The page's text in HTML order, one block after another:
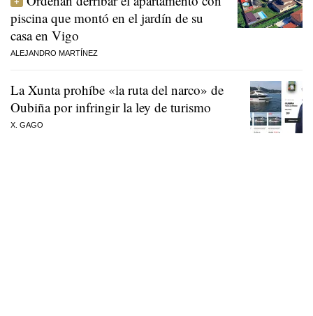
piscina que montó en el jardín de su
casa en Vigo
ALEJANDRO MARTÍNEZ
La Xunta prohíbe «la ruta del narco» de
Oubiña por infringir la ley de turismo
X. GAGO